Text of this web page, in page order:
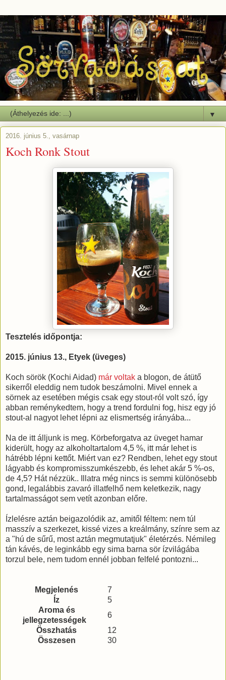
▼
2016. június 5., vasárnap
Koch Ronk Stout
Tesztelés időpontja:
2015. június 13., Etyek (üveges)
Koch sörök (Kochi Aidad) már voltak a blogon, de átütő
sikerről eleddig nem tudok beszámolni. Mivel ennek a
sörnek az esetében mégis csak egy stout-ról volt szó, így
abban reménykedtem, hogy a trend fordulni fog, hisz egy jó
stout-al nagyot lehet lépni az elismertség irányába...
Na de itt álljunk is meg. Körbeforgatva az üveget hamar
kiderült, hogy az alkoholtartalom 4,5 %, itt már lehet is
hátrébb lépni kettőt. Miért van ez? Rendben, lehet egy stout
lágyabb és kompromisszumkészebb, és lehet akár 5 %-os,
de 4,5? Hát nézzük.. Illatra még nincs is semmi különösebb
gond, legalábbis zavaró illatfelhő nem keletkezik, nagy
tartalmasságot sem vetít azonban előre.
Ízlelésre aztán beigazolódik az, amitől féltem: nem túl
masszív a szerkezet, kissé vizes a kreálmány, színre sem az
a "hú de sűrű, most aztán megmutatjuk" életérzés. Némileg
tán kávés, de leginkább egy sima barna sör ízvilágába
torzul bele, nem tudom ennél jobban felfelé pontozni...
Megjelenés
7
Íz
5
Aroma és
jellegzetességek
6
Összhatás
12
Összesen
30